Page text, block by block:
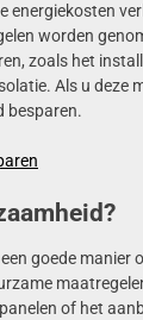
energiekosten
worden
zoals het
Als u deze
besparen.
goede manier
of het